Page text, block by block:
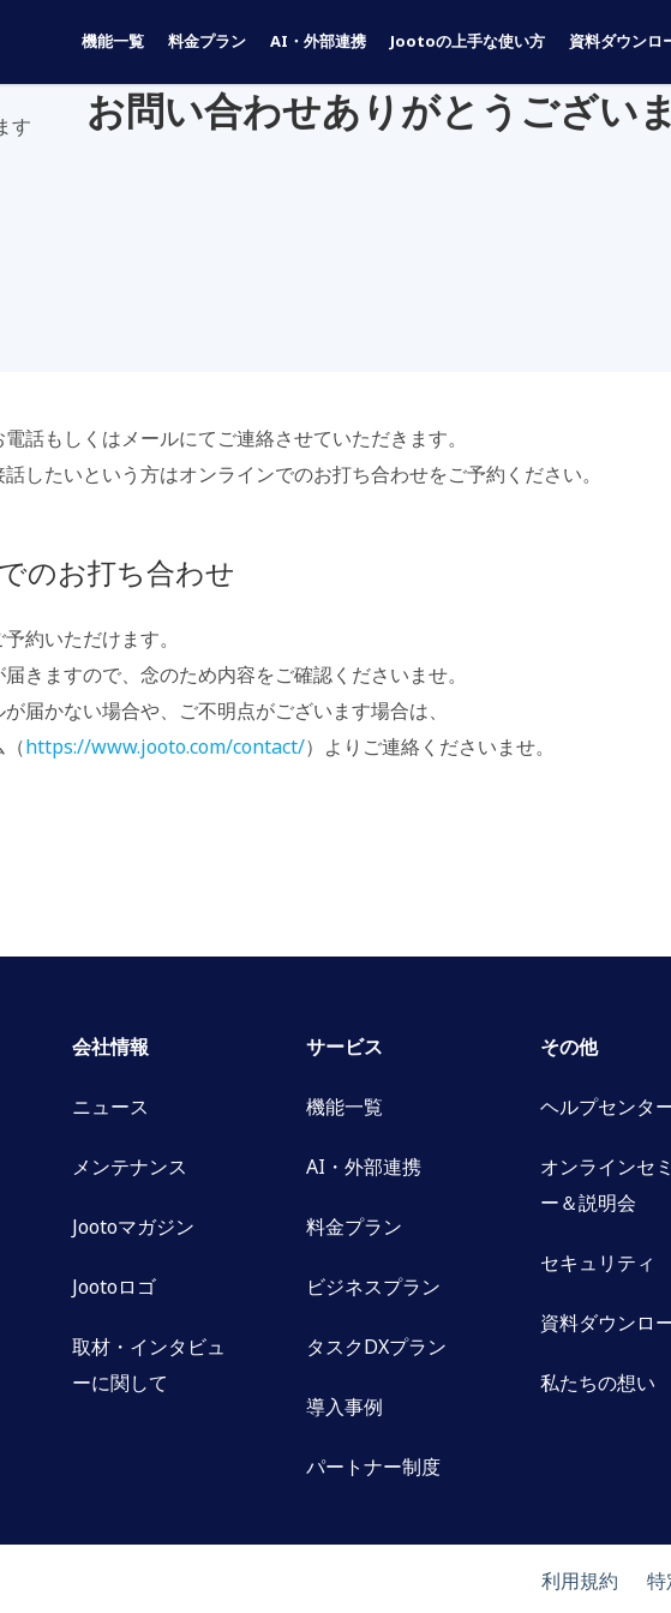
機能一覧 料金プラン AI・外部連携 Jootoの上手な使い方 資料ダウンロ
す お問い合わせありがとうござい
話もしくはメールにてご連絡させていただきます。
したいという方はオンラインでのお打ち合わせをご予約ください。
のお打ち合わせ
約いただけます。
きますので、念のため内容をご確認くださいませ。
届かない場合や、ご不明点がございます場合は、
https://www.jooto.com/contact/）よりご連絡くださいませ。
会社情報
ニュース
メンテナンス
Jootoマガジン
Jootoロゴ
取材・インタビュ
ーに関して
サービス
機能一覧
AI・外部連携
料金プラン
ビジネスプラン
タスクDXプラン
導入事例
パートナー制度
その他
ヘルプセンタ
オンラインセ
ー＆説明会
セキュリティ
資料ダウンロ
私たちの想い
利用規約 特